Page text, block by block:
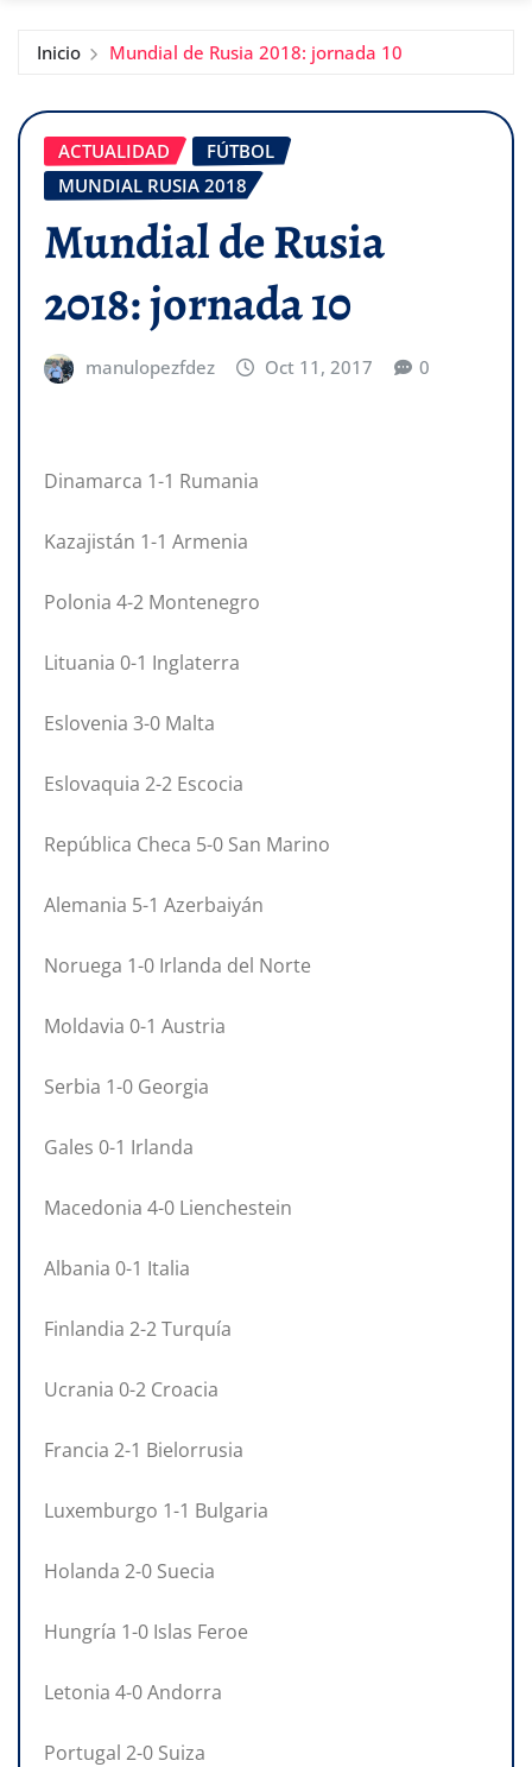
Inicio Mundial de Rusia 2018: jornada 10
ACTUALIDAD
FÚTBOL
MUNDIAL RUSIA 2018
Mundial de Rusia
2018: jornada 10
manulopezfdez Oct 11, 2017 0
Dinamarca 1-1 Rumania
Kazajistán 1-1 Armenia
Polonia 4-2 Montenegro
Lituania 0-1 Inglaterra
Eslovenia 3-0 Malta
Eslovaquia 2-2 Escocia
República Checa 5-0 San Marino
Alemania 5-1 Azerbaiyán
Noruega 1-0 Irlanda del Norte
Moldavia 0-1 Austria
Serbia 1-0 Georgia
Gales 0-1 Irlanda
Macedonia 4-0 Lienchestein
Albania 0-1 Italia
Finlandia 2-2 Turquía
Ucrania 0-2 Croacia
Francia 2-1 Bielorrusia
Luxemburgo 1-1 Bulgaria
Holanda 2-0 Suecia
Hungría 1-0 Islas Feroe
Letonia 4-0 Andorra
Portugal 2-0 Suiza